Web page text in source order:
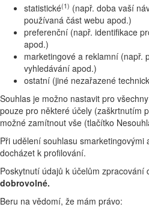
statistické(1) (např. doba vaší
používaná část webu apod.)
preferenční (např. identifikace
apod.)
marketingové a reklamní (např.
vyhledávání apod.)
ostatní (jiné nezařazené
Souhlas je možno nastavit pro
pouze pro některé účely (zaškrtnutím
možné zamítnout vše (tlačítko
Při udělení souhlasu
docházet k profilování.
Poskytnutí údajů k účelům zpracování
dobrovolné.
Beru na vědomí, že mám právo: